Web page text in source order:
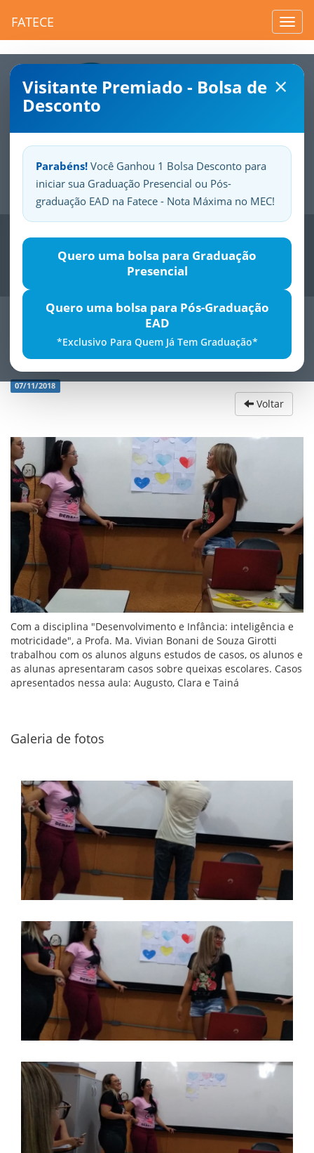
FATECE
×
Visitante Premiado - Bolsa de
Desconto
Parabéns! Você Ganhou 1 Bolsa Desconto para
iniciar sua Graduação Presencial ou Pós-
graduação EAD na Fatece - Nota Máxima no MEC!
Quero uma bolsa para Graduação
Presencial
Quero uma bolsa para Pós-Graduação
EAD
*Exclusivo Para Quem Já Tem Graduação*
SuaFatece.Seuorgulho.
Previous
Desenvolvimento e InfÃ¢ncia
07/11/2018
Voltar
Com a disciplina "Desenvolvimento e Infância: inteligência e
motricidade", a Profa. Ma. Vivian Bonani de Souza Girotti
trabalhou com os alunos alguns estudos de casos, os alunos e
as alunas apresentaram casos sobre queixas escolares. Casos
apresentados nessa aula: Augusto, Clara e Tainá
Galeria de fotos